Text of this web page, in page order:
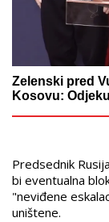
Zelenski pred
Kosovu:
Predsednik
bi eventualna
"neviđene
uništene.